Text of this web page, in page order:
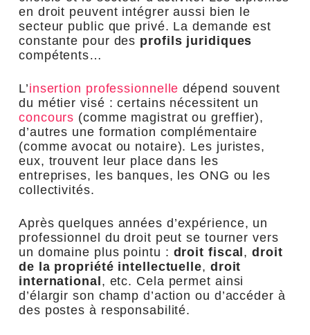
en droit peuvent intégrer aussi bien le
secteur public que privé. La demande est
constante pour des profils juridiques
compétents…
L’insertion professionnelle dépend souvent
du métier visé : certains nécessitent un
concours (comme magistrat ou greffier),
d’autres une formation complémentaire
(comme avocat ou notaire). Les juristes,
eux, trouvent leur place dans les
entreprises, les banques, les ONG ou les
collectivités.
Après quelques années d’expérience, un
professionnel du droit peut se tourner vers
un domaine plus pointu : droit fiscal,droit
de la propriété intellectuelle, droit
international, etc. Cela permet ainsi
d’élargir son champ d’action ou d’accéder à
des postes à responsabilité.